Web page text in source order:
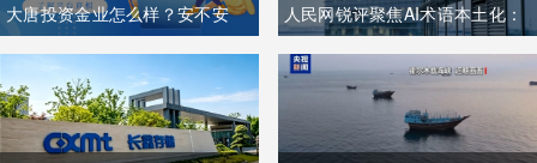
大唐投资金业怎么样？安不安
全？
人民网锐评聚焦AI术语本土化：
夯实中文科技话语体系关乎全球
科技话语权争夺